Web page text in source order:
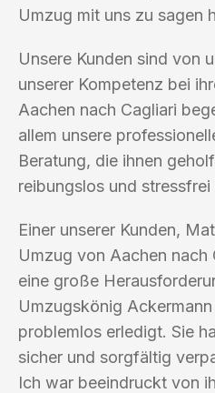
Umzug mit uns zu sagen
Unsere Kunden sind von
unserer Kompetenz bei
Aachen nach Cagliari
allem unsere
Beratung, die ihnen
reibungslos und
Einer unserer Kunden,
Umzug von Aachen nach
eine große
Umzugskönig
problemlos erledigt. Sie
sicher und sorgfältig
Ich war beeindruckt von